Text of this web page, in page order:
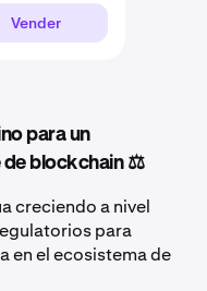
Vender
para un
de blockchain ⚖️
creciendo a nivel
para
en el ecosistema de